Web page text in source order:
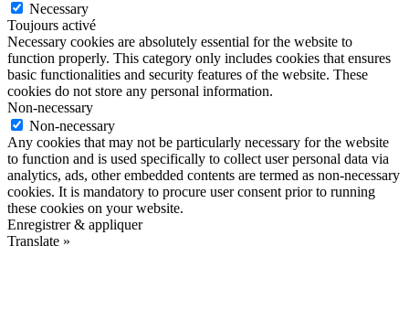
Necessary
Toujours activé
Necessary cookies are absolutely essential for the website to
function properly. This category only includes cookies that ensures
basic functionalities and security features of the website. These
cookies do not store any personal information.
Non-necessary
Non-necessary
Any cookies that may not be particularly necessary for the website
to function and is used specifically to collect user personal data via
analytics, ads, other embedded contents are termed as non-necessary
cookies. It is mandatory to procure user consent prior to running
these cookies on your website.
Enregistrer & appliquer
Translate »